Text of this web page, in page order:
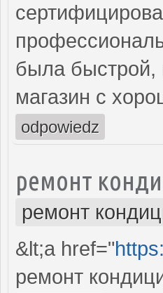
была быстрой,
магазин с
odpowiedz
ремонт
ремонт
&lt;a href="
ремонт